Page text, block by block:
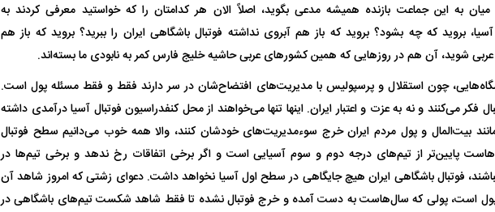
به این جماعت بازنده همیشه مدعی بگوید، اصلاً الان هر کدامتان را که خواستید معرفی کردند به
بروید که چه بشود؟ بروید که باز هم آبروی نداشته فوتبال باشگاهی ایران را ببرید؟ بروید که باز هم
شوید، آن هم در روز‌هایی که همین کشور‌های عربی حاشیه خلیج فارس کمر به نابودی ما بسته‌اند.
چون استقلال و پرسپولیس با مدیریت‌های افتضاح‌شان در سر دارند فقط و فقط مسئله پول است.
فکر می‌کنند و نه به عزت و اعتبار ایران. اینها تنها می‌خواهند از محل کنفدراسیون فوتبال آسیا درآمدی داشته
بیت‌المال و پول مردم ایران خرج سوءمدیریت‌های خودشان کنند، والا همه خوب می‌دانیم سطح فوتبال
پایین‌تر از تیم‌های درجه دوم و سوم آسیایی است و اگر برخی اتفاقات رخ ندهد و برخی تیم‌ها در
فوتبال باشگاهی ایران هیچ جایگاهی در سطح اول آسیا نخواهد داشت. دعوای زشتی که امروز شاهد آن
پول است، پولی که سال‌هاست به دست آمده و خرج فوتبال نشده تا فقط شاهد شکست تیم‌های باشگاهی در